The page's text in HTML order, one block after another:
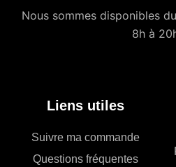
Nous sommes disponibles
8h à
Liens utiles
Suivre ma commande
Questions fréquentes